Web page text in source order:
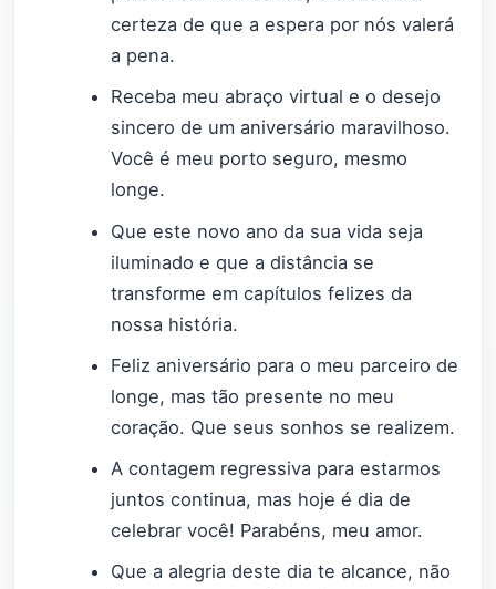
certeza de que a espera por nós valerá
a pena.
Receba meu abraço virtual e o desejo
sincero de um aniversário maravilhoso.
Você é meu porto seguro, mesmo
longe.
Que este novo ano da sua vida seja
iluminado e que a distância se
transforme em capítulos felizes da
nossa história.
Feliz aniversário para o meu parceiro de
longe, mas tão presente no meu
coração. Que seus sonhos se realizem.
A contagem regressiva para estarmos
juntos continua, mas hoje é dia de
celebrar você! Parabéns, meu amor.
Que a alegria deste dia te alcance, não